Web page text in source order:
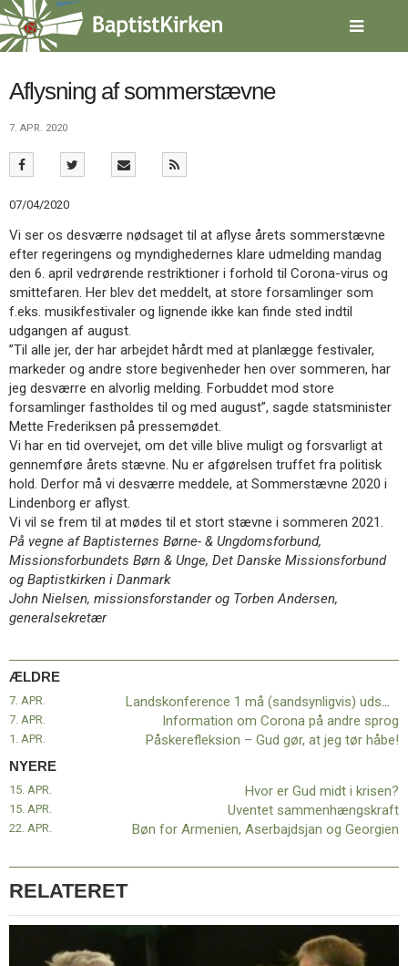
Spring
menu
over
gå
indhold Vend
forsiden
1.0:
Forside
3.0:
Kalender
4.0:
Inspiration
5.0:
Værktøjskassen
6.0:
Mission
7.0:
Om
BaptistKirken
8.0:
Kontakt
9.0:
Forside
10.0:
Nyheder
11.0:
Kalender
Inspiration
13.0:
Værktøjskassen
14.0:
Mission
15.0:
Om
BaptistKirken
Kontakt
Næste
indlæg:
Hvor
er
midt
krisen?
Forrige
indlæg:
må
(sandsynligvis)
udsættes
Aflysning af sommerstævne
7. APR. 2020
07/04/2020
Vi ser os desværre nødsaget til at aflyse årets sommerstævne
efter regeringens og myndighedernes klare udmelding mandag
den 6. april vedrørende restriktioner i forhold til Corona-virus og
smittefaren. Her blev det meddelt, at store forsamlinger som
f.eks. musikfestivaler og lignende ikke kan finde sted indtil
udgangen af august.
”Til alle jer, der har arbejdet hårdt med at planlægge festivaler,
markeder og andre store begivenheder hen over sommeren, har
jeg desværre en alvorlig melding. Forbuddet mod store
forsamlinger fastholdes til og med august”, sagde statsminister
Mette Frederiksen på pressemødet.
Vi har en tid overvejet, om det ville blive muligt og forsvarligt at
gennemføre årets stævne. Nu er afgørelsen truffet fra politisk
hold. Derfor må vi desværre meddele, at Sommerstævne 2020 i
Lindenborg er aflyst.
Vi vil se frem til at mødes til et stort stævne i sommeren 2021.
På vegne af Baptisternes Børne- & Ungdomsforbund,
Missionsforbundets Børn & Unge, Det Danske Missionsforbund
og Baptistkirken i Danmark
John Nielsen, missionsforstander og Torben Andersen,
generalsekretær
ÆLDRE
7. APR. Landskonference 1 må (sandsynligvis) udsættes
7. APR. Information om Corona på andre sprog
1. APR. Påskerefleksion – Gud gør, at jeg tør håbe!
NYERE
Hvor er Gud midt i krisen?
15. APR.
Uventet sammenhængskraft
15. APR.
Bøn for Armenien, Aserbajdsjan og Georgien
22. APR.
RELATERET